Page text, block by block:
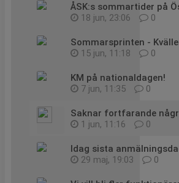
ÅSK:s sommartider på
18 jun, 23:06
0
Sommarsprinten -
15 jun, 11:18
0
KM på nationaldagen!
7 jun, 11:35
0
Saknar fortfarande
1 jun, 11:16
0
Idag sista
29 maj, 19:03
0